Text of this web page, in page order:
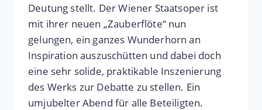
Deutung stellt. Der Wiener Staatsoper ist
mit ihrer neuen „Zauberflöte“ nun
gelungen, ein ganzes Wunderhorn an
Inspiration auszuschütten und dabei doch
eine sehr solide, praktikable Inszenierung
des Werks zur Debatte zu stellen. Ein
umjubelter Abend für alle Beteiligten.